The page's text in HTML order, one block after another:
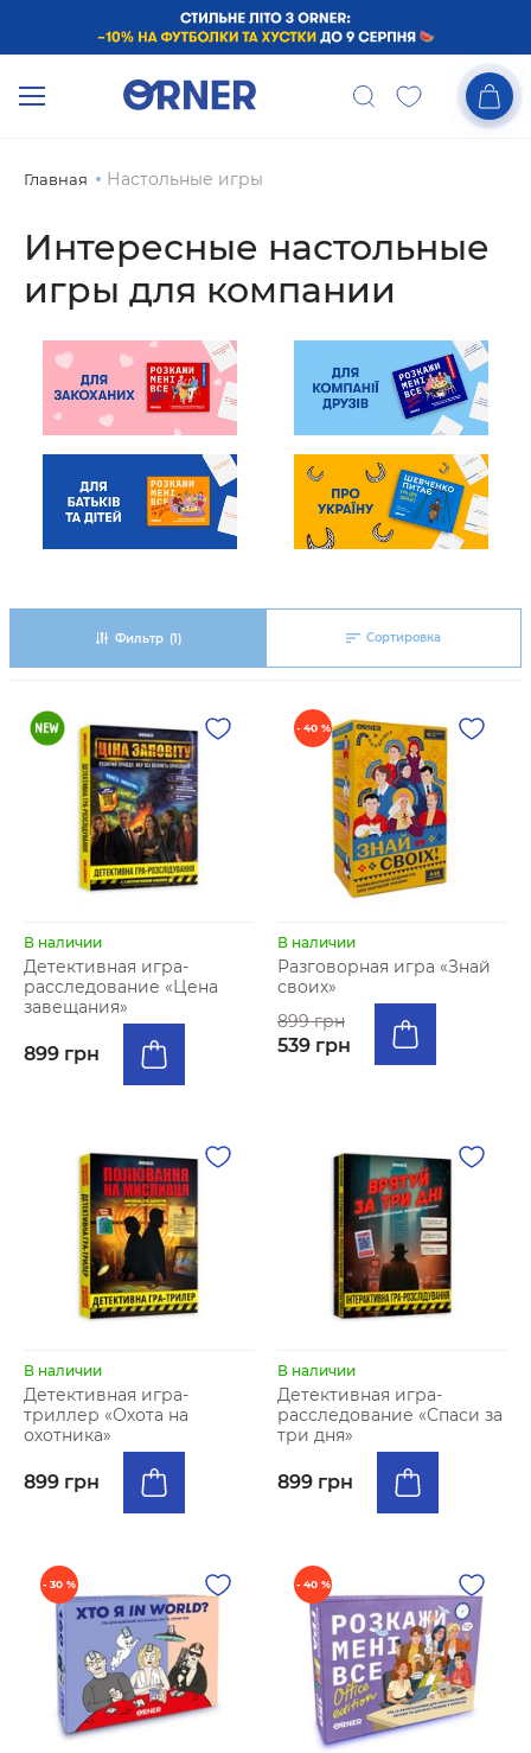
Главная Настольные игры
Интересные настольные
игры для компании
Фильтр (1) Сортировка
В наличии
Детективная игра-
расследование «Цена
завещания»
899 грн
- 40 %
В наличии
Разговорная игра «Знай
своих»
899 грн
539 грн
В наличии
Детективная игра-
триллер «Охота на
охотника»
899 грн
В наличии
Детективная игра-
расследование «Спаси за
три дня»
899 грн
- 30 % - 40 %